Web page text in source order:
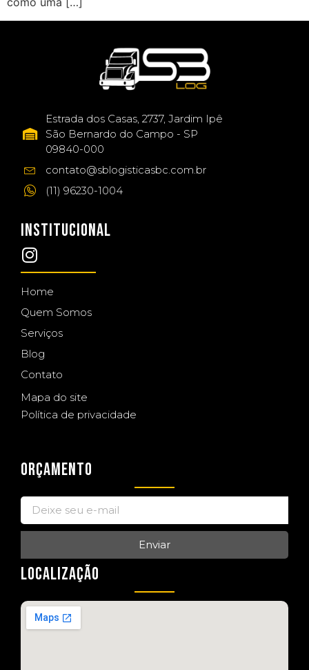
Estrada dos Casas, 2737, Jardim Ipê
São Bernardo do Campo - SP
09840-000
contato@sblogisticasbc.com.br
(11) 96230-1004
INSTITUCIONAL
Home
Quem Somos
Serviços
Blog
Contato
Mapa do site
Política de privacidade
ORÇAMENTO
Enviar
LOCALIZAÇÃO